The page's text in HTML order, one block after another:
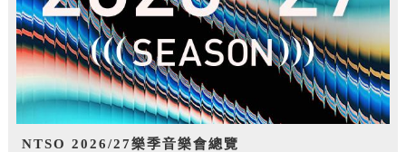
NTSO 2026/27樂季音樂會總覽